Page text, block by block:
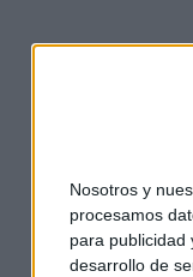
Nosotros y
procesamos
para publicidad
desarrollo de